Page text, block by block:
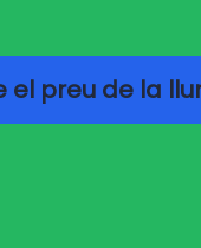
el preu de la